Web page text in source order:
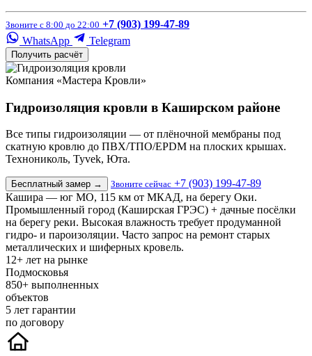
Звоните с 8:00 до 22:00 +7 (903) 199-47-89
WhatsApp
Telegram
Получить расчёт
Компания «Мастера Кровли»
Гидроизоляция кровли в Каширском районе
Все типы гидроизоляции — от плёночной мембраны под
скатную кровлю до ПВХ/ТПО/EPDM на плоских крышах.
Технониколь, Tyvek, Юта.
Бесплатный замер → Звоните сейчас +7 (903) 199-47-89
Кашира — юг МО, 115 км от МКАД, на берегу Оки.
Промышленный город (Каширская ГРЭС) + дачные посёлки
на берегу реки. Высокая влажность требует продуманной
гидро- и пароизоляции. Часто запрос на ремонт старых
металлических и шиферных кровель.
12+ лет на рынке
Подмосковья
850+ выполненных
объектов
5 лет гарантии
по договору